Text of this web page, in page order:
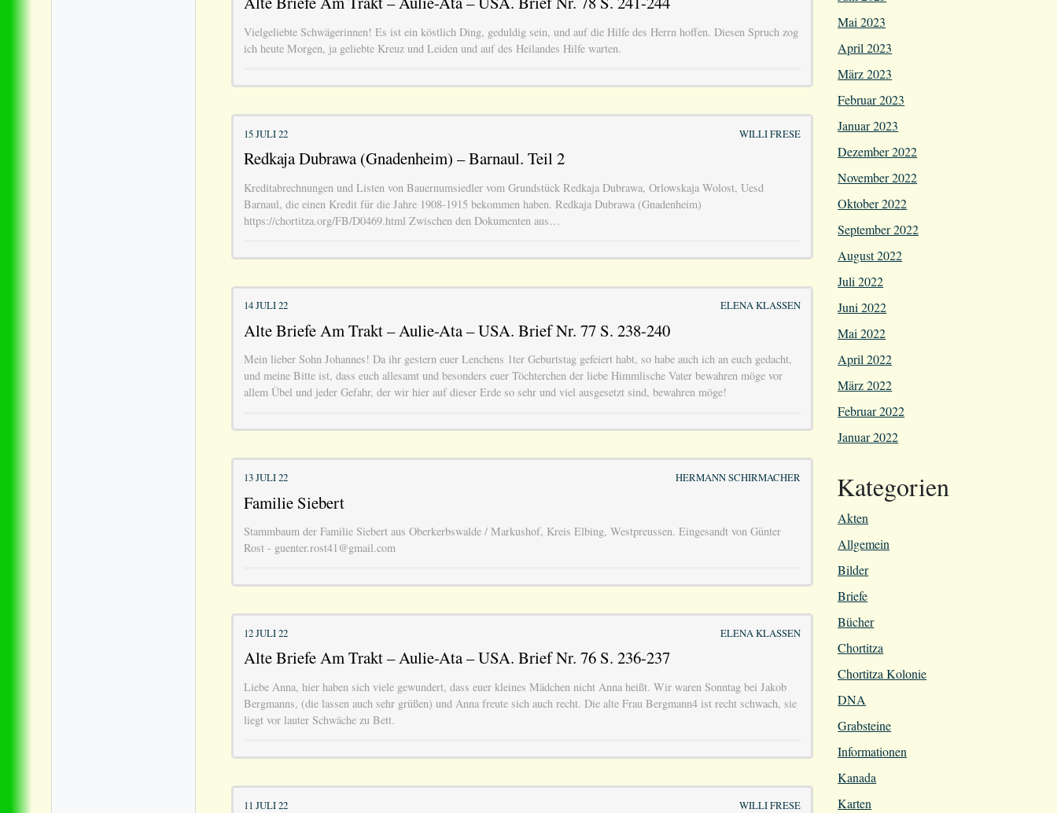
Vielgeliebte Schwägerinnen! Es ist ein köstlich Ding, geduldig sein, und auf die Hilfe des Herrn hoffen. Diesen Spruch zog
ich heute Morgen, ja geliebte Kreuz und Leiden und auf des Heilandes Hilfe warten.
15 JULI 22 WILLI FRESE
Redkaja Dubrawa (Gnadenheim) – Barnaul. Teil 2
Kreditabrechnungen und Listen von Bauernumsiedler vom Grundstück Redkaja Dubrawa, Orlowskaja Wolost, Uesd
Barnaul, die einen Kredit für die Jahre 1908-1915 bekommen haben. Redkaja Dubrawa (Gnadenheim)
https://chortitza.org/FB/D0469.html Zwischen den Dokumenten aus…
14 JULI 22 ELENA KLASSEN
Alte Briefe Am Trakt – Aulie-Ata – USA. Brief Nr. 77 S. 238-240
Mein lieber Sohn Johannes! Da ihr gestern euer Lenchens 1ter Geburtstag gefeiert habt, so habe auch ich an euch gedacht,
und meine Bitte ist, dass euch allesamt und besonders euer Töchterchen der liebe Himmlische Vater bewahren möge vor
allem Übel und jeder Gefahr, der wir hier auf dieser Erde so sehr und viel ausgesetzt sind, bewahren möge!
13 JULI 22 HERMANN SCHIRMACHER
Familie Siebert
Stammbaum der Familie Siebert aus Oberkerbswalde / Markushof, Kreis Elbing, Westpreussen. Eingesandt von Günter
Rost - guenter.rost41@gmail.com
12 JULI 22 ELENA KLASSEN
Alte Briefe Am Trakt – Aulie-Ata – USA. Brief Nr. 76 S. 236-237
Liebe Anna, hier haben sich viele gewundert, dass euer kleines Mädchen nicht Anna heißt. Wir waren Sonntag bei Jakob
Bergmanns, (die lassen auch sehr grüßen) und Anna freute sich auch recht. Die alte Frau Bergmann4 ist recht schwach, sie
liegt vor lauter Schwäche zu Bett.
11 JULI 22 WILLI FRESE
Mai 2023
April 2023
März 2023
Februar 2023
Januar 2023
Dezember 2022
November 2022
Oktober 2022
September 2022
August 2022
Juli 2022
Juni 2022
Mai 2022
April 2022
März 2022
Februar 2022
Januar 2022
Kategorien
Akten
Allgemein
Bilder
Briefe
Bücher
Chortitza
Chortitza Kolonie
DNA
Grabsteine
Informationen
Kanada
Karten